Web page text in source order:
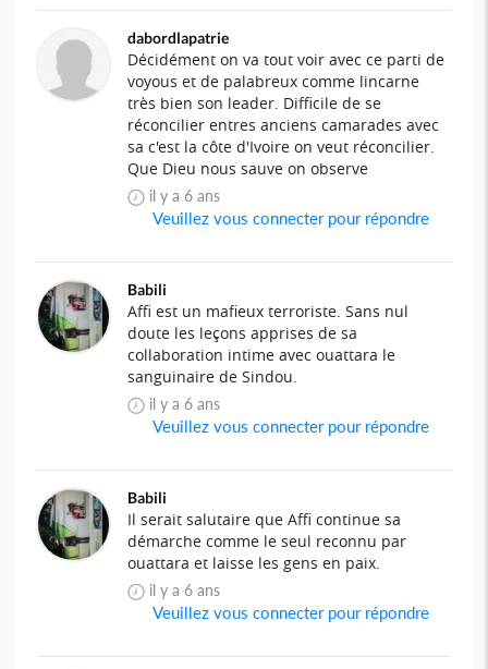
dabordlapatrie
Décidément on va tout voir avec ce parti de
voyous et de palabreux comme lincarne
très bien son leader. Difficile de se
réconcilier entres anciens camarades avec
sa c'est la côte d'Ivoire on veut réconcilier.
Que Dieu nous sauve on observe
il y a 6 ans
Veuillez vous connecter pour répondre
Babili
Affi est un mafieux terroriste. Sans nul
doute les leçons apprises de sa
collaboration intime avec ouattara le
sanguinaire de Sindou.
il y a 6 ans
Veuillez vous connecter pour répondre
Babili
Il serait salutaire que Affi continue sa
démarche comme le seul reconnu par
ouattara et laisse les gens en paix.
il y a 6 ans
Veuillez vous connecter pour répondre